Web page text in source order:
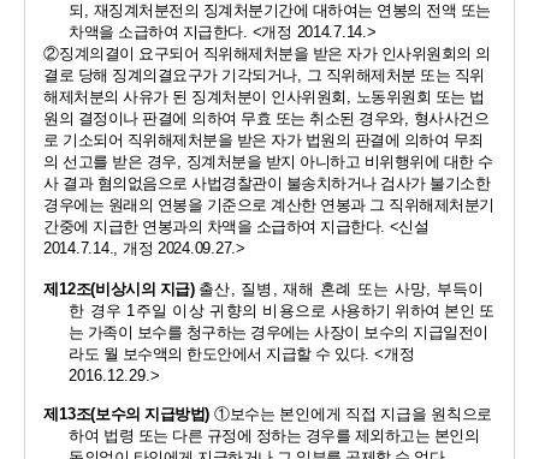
되 , 재징계처분전의 징계처분기간에 대하여는 연봉의 전액 또는
차액을 소급하여 지급한다. <개정 2014.7.14.>
②징계의결이 요구되어 직위해제처분을 받은 자가 인사위원회의 의
결로 당해 징계의결요구가 기각되거나, 그 직위해제처분 또는 직위
해제처분의 사유가 된 징계처분이 인사위원회 , 노동위원회 또는 법
원의 결정이나 판결에 의하여 무효 또는 취소된 경우와, 형사사건으
로 기소되어 직위해제처분을 받은 자가 법원의 판결에 의하여 무죄
의 선고를 받은 경우, 징계처분을 받지 아니하고 비위행위에 대한 수
사 결과 혐의없음으로 사법경찰관이 불송치하거나 검사가 불기소한
경우에는 원래의 연봉을 기준으로 계산한 연봉과 그 직위해제처분기
간중에 지급한 연봉과의 차액을 소급하여 지급한다. <
2014.7.14., 개정 2024.09.27.>
제 12조(비상시의 지급) 출산, 질병 , 재해 혼례 또는 사망, 부득이
한 경우 1주일 이상 귀향의 비용으로 사용하기 위하여 본인 또
는 가족이 보수를 청구하는 경우에는 사장이 보수의 지급일전이
라도 월 보수액의 한도안에서 지급할 수 있다. <
2016.12.29.>
제 13조(보수의 지급방법) ①보수는 본인에게 직접 지급을 원칙으로
하여 법령 또는 다른 규정에 정하는 경우를 제외하고는 본인의